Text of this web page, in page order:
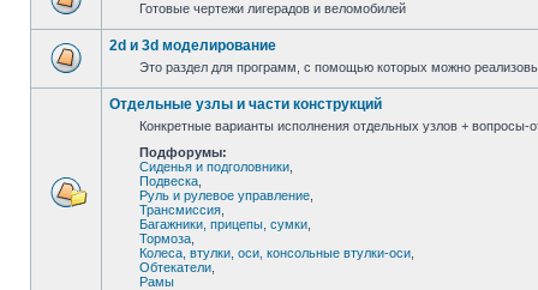
Готовые чертежи лигерадов и веломобилей
2d и 3d моделирование
Это раздел для программ, с помощью которых можно
Отдельные узлы и части конструкций
Конкретные варианты исполнения отдельных узлов + вопросы-
Подфорумы:
Сиденья и подголовники
Подвеска
Руль и рулевое управление
Трансмиссия
Багажники, прицепы, сумки
Тормоза
Колеса, втулки, оси, консольные втулки-оси
Обтекатели
Рамы